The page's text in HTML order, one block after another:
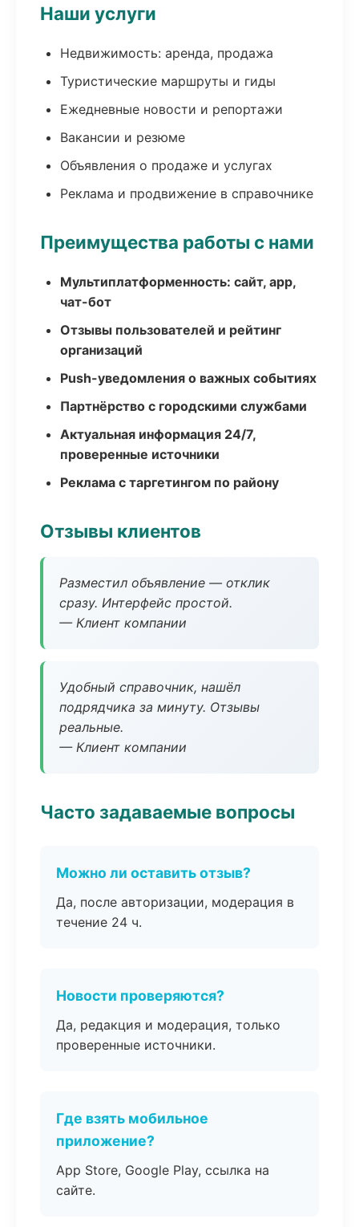
Наши услуги
Недвижимость: аренда, продажа
Туристические маршруты и гиды
Ежедневные новости и репортажи
Вакансии и резюме
Объявления о продаже и услугах
Реклама и продвижение в справочнике
Преимущества работы с нами
Мультиплатформенность: сайт, app,
чат-бот
Отзывы пользователей и рейтинг
организаций
Push-уведомления о важных событиях
Партнёрство с городскими службами
Актуальная информация 24/7,
проверенные источники
Реклама с таргетингом по району
Отзывы клиентов
Разместил объявление — отклик
сразу. Интерфейс простой.
— Клиент компании
Удобный справочник, нашёл
подрядчика за минуту. Отзывы
реальные.
— Клиент компании
Часто задаваемые вопросы
Можно ли оставить отзыв?
Да, после авторизации, модерация в
течение 24 ч.
Новости проверяются?
Да, редакция и модерация, только
проверенные источники.
Где взять мобильное
приложение?
App Store, Google Play, ссылка на
сайте.